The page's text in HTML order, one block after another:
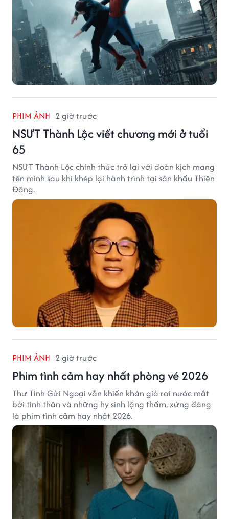
PHIM ẢNH 2 giờ trước
NSƯT Thành Lộc viết chương mới ở tuổi
65
NSƯT Thành Lộc chính thức trở lại với đoàn kịch mang
tên mình sau khi khép lại hành trình tại sân khấu Thiên
Đăng.
PHIM ẢNH 2 giờ trước
Phim tình cảm hay nhất phòng vé 2026
Thư Tình Gửi Ngoại vẫn khiến khán giả rơi nước mắt
bởi tình thân và những hy sinh lặng thầm, xứng đáng
là phim tình cảm hay nhất 2026.